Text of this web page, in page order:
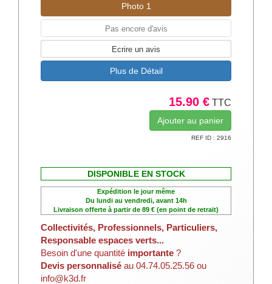
Photo 1
Pas encore d'avis
Ecrire un avis
Plus de Détail
15.90 € TTC
REF ID : 2916
DISPONIBLE EN STOCK
Expédition le jour même
Du lundi au vendredi, avant 14h
Livraison offerte à partir de 89 € (en point de retrait)
Collectivités, Professionnels, Particuliers,
Responsable espaces verts...
Besoin d'une quantité importante ?
Devis personnalisé au 04.74.05.25.56 ou
info@k3d.fr